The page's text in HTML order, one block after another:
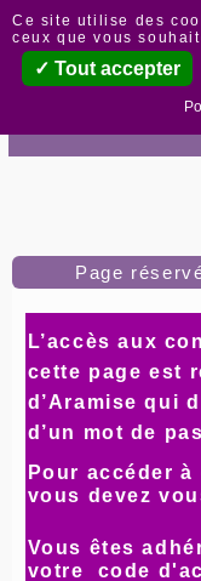
Page
L’accèsaux
cette page est
d’Aramise qui
d’un mot de
Pour accéder
vous devez
Vous êtes
votre code
Panneau de
Ce site utilise des
ceux que vous
Tout accepter